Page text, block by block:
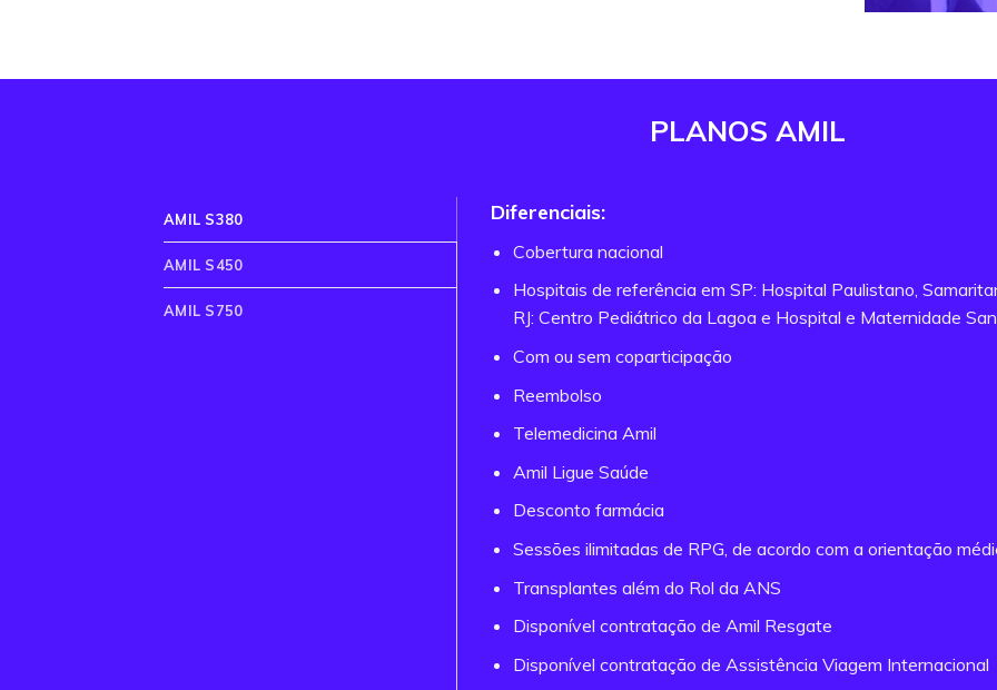
PLANOS AMIL
AMIL S380
AMIL S450
AMIL S750
Diferenciais:
Cobertura nacional
Hospitais de referência em SP: Hospital Paulistano,
RJ: Centro Pediátrico da Lagoa e Hospital e Maternidade
Com ou sem coparticipação
Reembolso
Telemedicina Amil
Amil Ligue Saúde
Desconto farmácia
Sessões ilimitadas de RPG, de acordo com a orientação
Transplantes além do Rol da ANS
Disponível contratação de Amil Resgate
Disponível contratação de Assistência Viagem Internacional